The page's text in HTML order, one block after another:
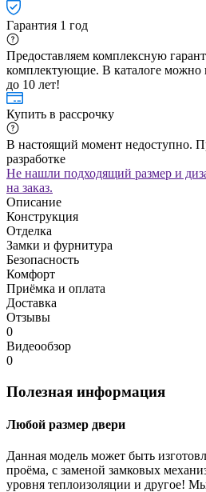
Гарантия 1 год
Предоставляем комплексную
комплектующие. В каталоге можно
до 10 лет!
Купить в рассрочку
В настоящий момент недоступно.
разработке
Не нашли подходящий размер и
на заказ.
Описание
Конструкция
Отделка
Замки и фурнитура
Безопасность
Комфорт
Приёмка и оплата
Доставка
Отзывы
0
Видеообзор
0
Полезная информация
Любой размер двери
Данная модель может быть
проёма, с заменой замковых
уровня теплоизоляции и другое!